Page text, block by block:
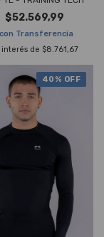
$52.569,99
con Transferencia
de $8.761,67
40 % OFF